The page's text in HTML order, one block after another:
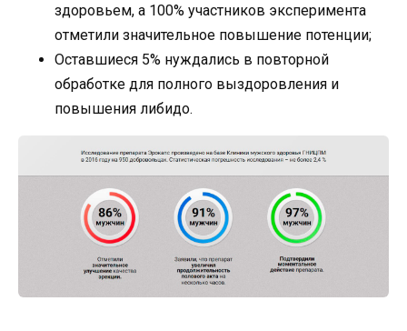
здоровьем, а 100% участников эксперимента
отметили значительное повышение потенции;
Оставшиеся 5% нуждались в повторной
обработке для полного выздоровления и
повышения либидо.